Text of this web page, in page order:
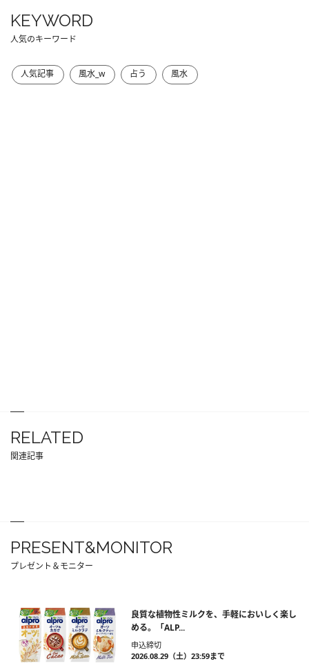
KEYWORD
人気のキーワード
人気記事 風水_w 占う 風水
RELATED
関連記事
PRESENT&MONITOR
プレゼント＆モニター
良質な植物性ミルクを、手軽においしく楽し
める。「ALP...
申込締切
2026.08.29（土）23:59まで